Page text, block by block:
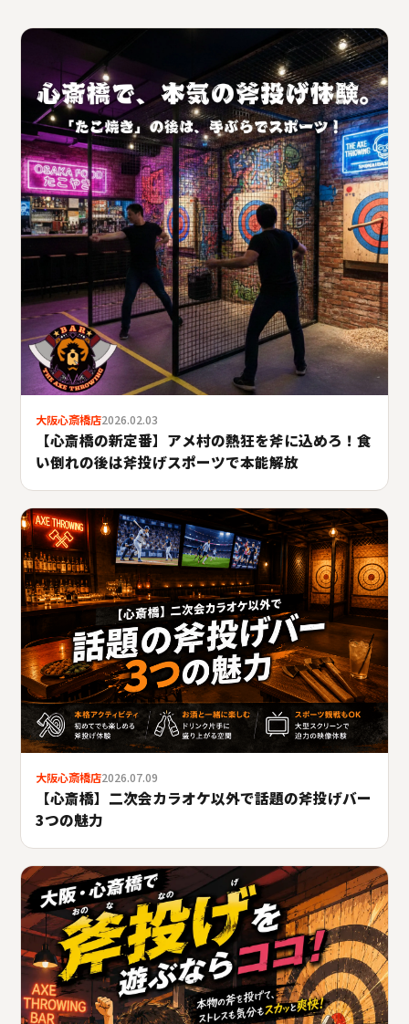
大阪心斎橋店2026.02.03
【心斎橋の新定番】アメ村の熱狂を斧に込めろ！食
い倒れの後は斧投げスポーツで本能解放
大阪心斎橋店2026.07.09
【心斎橋】二次会カラオケ以外で話題の斧投げバー
3つの魅力